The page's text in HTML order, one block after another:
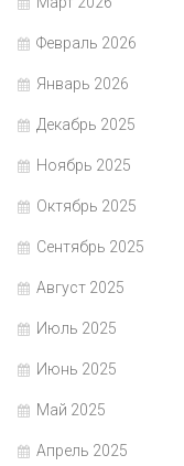
Февраль 2026
Январь 2026
Декабрь 2025
Ноябрь 2025
Октябрь 2025
Сентябрь 2025
Август 2025
Июль 2025
Июнь 2025
Май 2025
Апрель 2025